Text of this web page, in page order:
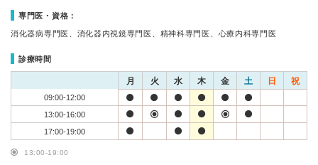
専門医・資格：
消化器病専門医、消化器内視鏡専門医、精神科専門医、心療内科専門医
診療時間
月 火 水 木 金 土 日 祝
09:00-12:00
13:00-16:00
17:00-19:00
13:00-19:00